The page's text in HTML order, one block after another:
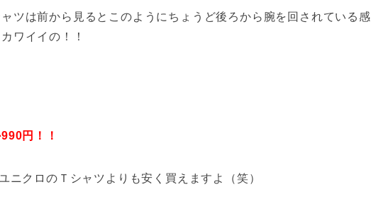
ツは前から見るとこのようにちょうど後ろから腕を回されている感
ワイイの！！
円！！
ニクロのＴシャツよりも安く買えますよ（笑）